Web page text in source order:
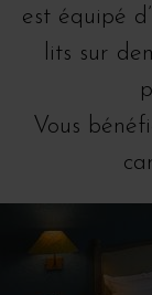
est équipé
lits sur
Vous